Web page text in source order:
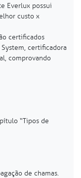
Everlux possui
custo x
certificados
System, certificadora
comprovando
“Tipos de
de chamas.